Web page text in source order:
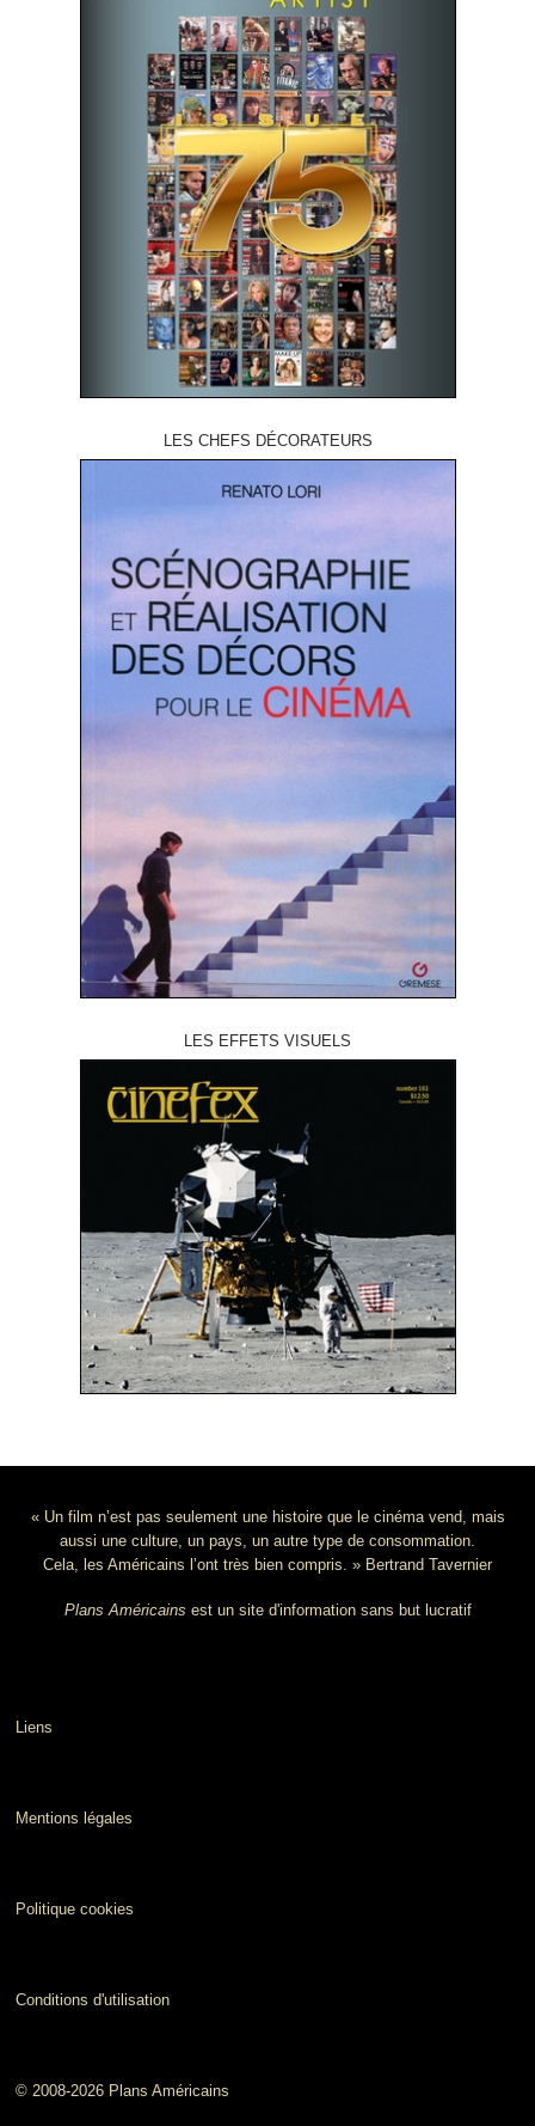
LES CHEFS DÉCORATEURS
LES EFFETS VISUELS
« Un film n’est pas seulement une histoire que le cinéma vend, mais
aussi une culture, un pays, un autre type de consommation.
Cela, les Américains l’ont très bien compris. » Bertrand Tavernier
Plans Américains est un site d'information sans but lucratif
Liens
Mentions légales
Politique cookies
Conditions d'utilisation
© 2008-2026 Plans Américains